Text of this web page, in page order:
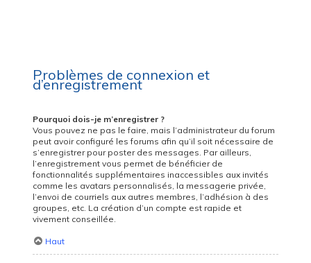
Problèmes de connexion et
d’enregistrement
Pourquoi dois-je m’enregistrer ?
Vous pouvez ne pas le faire, mais l’administrateur du forum
peut avoir configuré les forums afin qu’il soit nécessaire de
s’enregistrer pour poster des messages. Par ailleurs,
l’enregistrement vous permet de bénéficier de
fonctionnalités supplémentaires inaccessibles aux invités
comme les avatars personnalisés, la messagerie privée,
l’envoi de courriels aux autres membres, l’adhésion à des
groupes, etc. La création d’un compte est rapide et
vivement conseillée.
Haut